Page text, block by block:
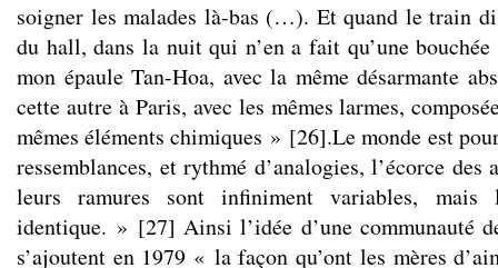
soigner les malades là-bas (…). Et quand le train
du hall, dans la nuit qui n’en a fait qu’une
mon épaule Tan-Hoa, avec la même désarmante
cette autre à Paris, avec les mêmes larmes,
mêmes éléments chimiques » [26].Le monde est
ressemblances, et rythmé d’analogies, l’écorce
leurs ramures sont infiniment variables,
identique. » [27] Ainsi l’idée d’une communauté
s’ajoutent en 1979 « la façon qu’ont les mères